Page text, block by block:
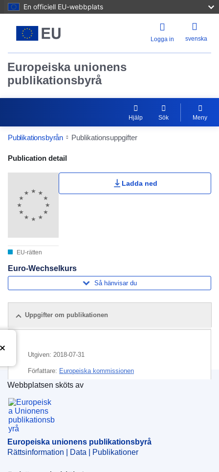
En officiell EU-webbplats
Logga in svenska
Europeiska unionens
publikationsbyrå
Hjälp Sök Meny
Publikationsbyrån Publikationsuppgifter
Publication Detail Actions Portlet
Publication detail
EU-rätten
Ladda ned
Euro-Wechselkurs
Så hänvisar du
Uppgifter om publikationen
Utgiven: 2018-07-31
Författare: Europeiska kommissionen
CELEX : C2018/269/12
OJ : JOC_2018_269_R_0012
IMMC : 9999
Europeiska unionens publikationsbyrå
Webbplatsen sköts av
Europeiska unionens publikationsbyrå
Rättsinformation | Data | Publikationer